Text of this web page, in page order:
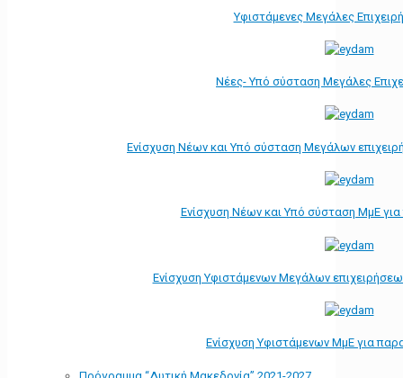
Υφιστάμενες Μεγάλες
Νέες- Υπό σύσταση Μεγάλες
Ενίσχυση Νέων και Υπό σύσταση Μεγάλων
Ενίσχυση Νέων και Υπό σύσταση ΜμΕ
Ενίσχυση Υφιστάμενων Μεγάλων
Ενίσχυση Υφιστάμενων ΜμΕ για